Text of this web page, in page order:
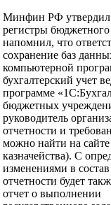
Минфин РФ утвердил
регистры бюджетного
напомнил, что
сохранение баз
компьютерной
бухгалтерский учет
программе
бюджетных
руководитель
отчетности и
можно найти на
казначейства). С
изменениями в состав
отчетности будет
отчет о выполнении